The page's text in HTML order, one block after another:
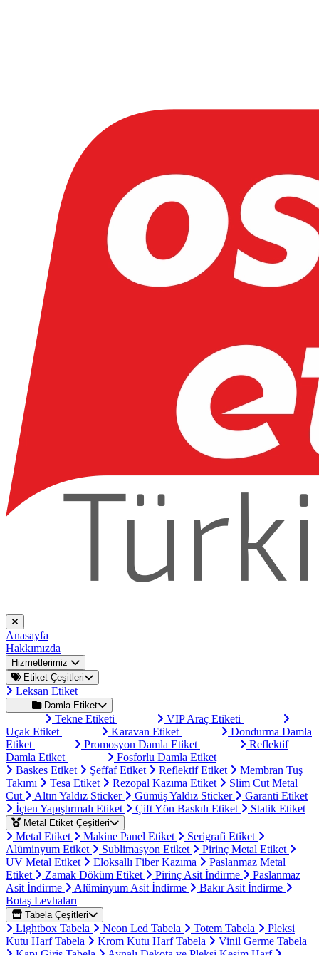
Anasayfa
Hakkımızda
Hizmetlerimiz
Etiket Çeşitleri
Leksan Etiket
Damla Etiket
Tekne Etiketi
VIP Araç Etiketi
Uçak Etiket
Karavan Etiket
Dondurma Damla
Etiket
Promosyon Damla Etiket
Reflektif
Damla Etiket
Fosforlu Damla Etiket
Baskes Etiket
Şeffaf Etiket Reflektif Etiket
Membran Tuş
Takımı
Tesa Etiket Rezopal Kazıma Etiket
Slim Cut Metal
Cut
Altın Yaldız Sticker Gümüş Yaldız Sticker
Garanti Etiket
İçten Yapıştırmalı Etiket
Çift Yön Baskılı Etiket Statik Etiket
Metal Etiket Çeşitleri
Metal Etiket Makine Panel Etiket
Serigrafi Etiket
Alüminyum Etiket
Sublimasyon Etiket
Pirinç Metal Etiket
UV Metal Etiket
Eloksallı Fiber Kazıma
Paslanmaz Metal
Etiket
Zamak Döküm Etiket Pirinç Asit İndirme
Paslanmaz
Asit İndirme
Alüminyum Asit İndirme
Bakır Asit İndirme
Botaş Levhaları
Tabela Çeşitleri
Lightbox Tabela Neon Led Tabela Totem Tabela
Pleksi
Kutu Harf Tabela
Krom Kutu Harf Tabela
Vinil Germe Tabela